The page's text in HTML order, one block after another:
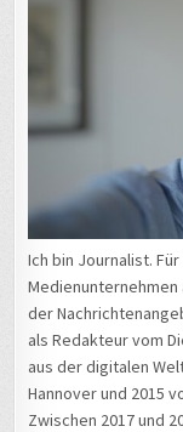
Ich bin Journalist.
der
als Redakteur vom
aus der digitalen
Hannover und 2015
Zwischen 2017 und
Chaos
nach Hamburg
2012 und 2022
in Berlin. 2016 war